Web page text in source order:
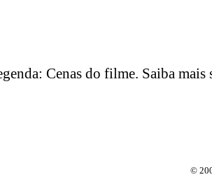
Cenas do filme. Saiba mais
©